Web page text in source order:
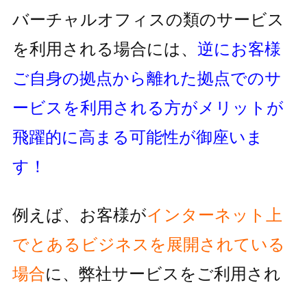
バーチャルオフィスの類のサービス
を利用される場合には、 逆にお客様
ご自身の拠点から離れた拠点でのサ
ービスを利用される方がメリットが
飛躍的に高まる可能性が御座いま
す！
例えば、お客様がインターネット上
でとあるビジネスを展開されている
場合に、 弊社サービスをご利用され